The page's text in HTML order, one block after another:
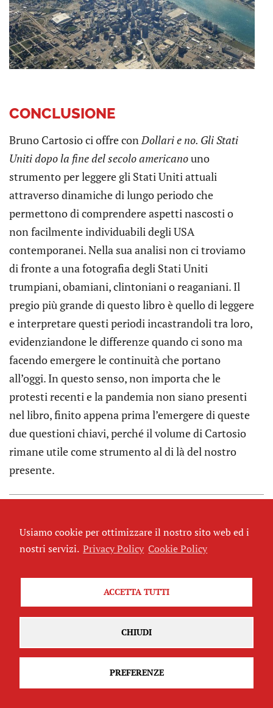
CONCLUSIONE
Bruno Cartosio ci offre con Dollari e no. Gli Stati
Uniti dopo la fine del secolo americanouno
strumento per leggere gli Stati Uniti attuali
attraverso dinamiche di lungo periodo che
permettono di comprendere aspetti nascosti o
non facilmente individuabili degli USA
contemporanei. Nella sua analisi non ci troviamo
di fronte a una fotografia degli Stati Uniti
trumpiani, obamiani, clintoniani o reaganiani. Il
pregio più grande di questo libro è quello di leggere
e interpretare questi periodi incastrandoli tra loro,
evidenziandone le differenze quando ci sono ma
facendo emergere le continuità che portano
all’oggi. In questo senso, non importa che le
protesti recenti e la pandemia non siano presenti
nel libro, finito appena prima l’emergere di queste
due questioni chiavi, perché il volume di Cartosio
rimane utile come strumento al di là del nostro
presente.
MONDO
Dalla campagna di arabizzazione al
Usiamo cookie per ottimizzare il nostro sito web ed i
nostri servizi. Privacy Policy Cookie Policy
ACCETTA TUTTI
CHIUDI
PREFERENZE